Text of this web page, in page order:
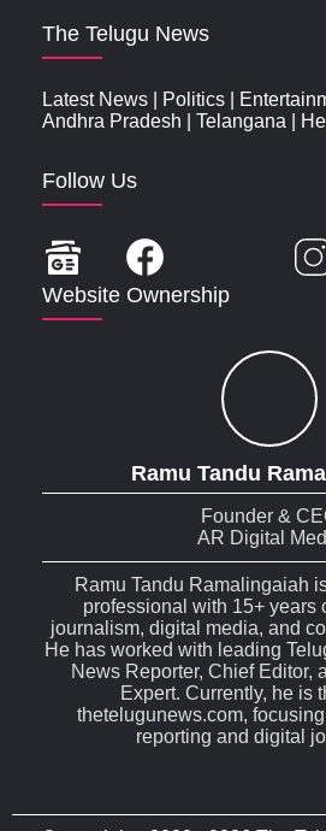
The Telugu News
Latest News Politics
Andhra Pradesh
Telangana
Follow Us
Website Ownership
Ramu Tandu
Founder &
AR Digital
Ramu Tandu Ramalingaiah
professional with 15+ years
journalism, digital media, and
He has worked with leading
News Reporter, Chief Editor,
Expert. Currently, he is
thetelugunews.com,
reporting and digital